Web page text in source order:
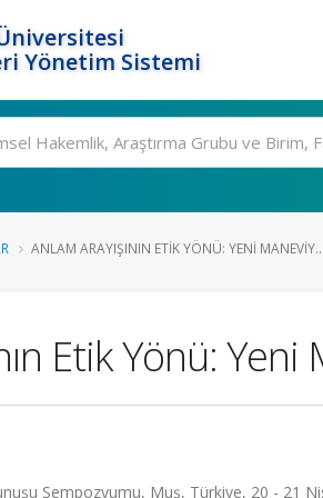
Yönetim Sistemi
ANLAM ARAYIŞININ ETIK YÖNÜ: YENI MANEVIY...
Etik Yönü: Yeni
Sempozyumu, Muş, Türkiye, 20 - 21